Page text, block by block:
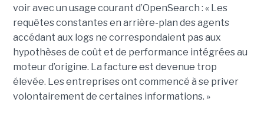
voir avec un usage courant d’OpenSearch : « Les
requêtes constantes en arrière-plan des agents
accédant aux logs ne correspondaient pas aux
hypothèses de coût et de performance intégrées au
moteur d’origine. La facture est devenue trop
élevée. Les entreprises ont commencé à se priver
volontairement de certaines informations. »